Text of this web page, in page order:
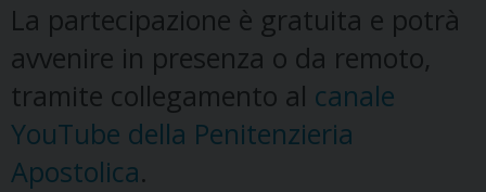
La partecipazione è gratuita e potrà
avvenire in presenza o da remoto,
tramite collegamento al canale
YouTube della Penitenzieria
Apostolica.